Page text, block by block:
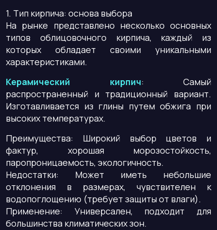
1. Тип кирпича: основа выбора
На рынке представлено несколько основных
типов облицовочного кирпича, каждый из
которых обладает своими уникальными
характеристиками.
Керамический кирпич: Самый
распространенный и традиционный вариант.
Изготавливается из глины путем обжига при
высоких температурах.
Преимущества: Широкий выбор цветов и
фактур, хорошая морозостойкость,
паропроницаемость, экологичность.
Недостатки: Может иметь небольшие
отклонения в размерах, чувствителен к
водопоглощению (требует защиты от влаги).
Применение: Универсален, подходит для
большинства климатических зон.